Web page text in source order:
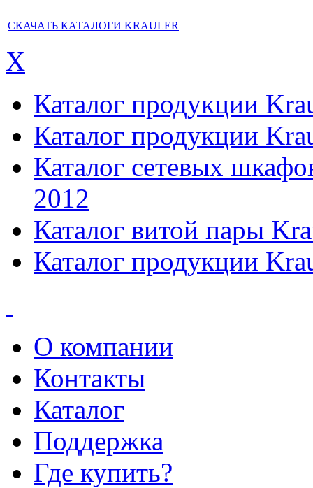
СКАЧАТЬ КАТАЛОГИ KRAULER
X
Каталог продукции
Каталог продукции
Каталог сетевых
2012
Каталог витой пары
Каталог продукции
О компании
Контакты
Каталог
Поддержка
Где купить?